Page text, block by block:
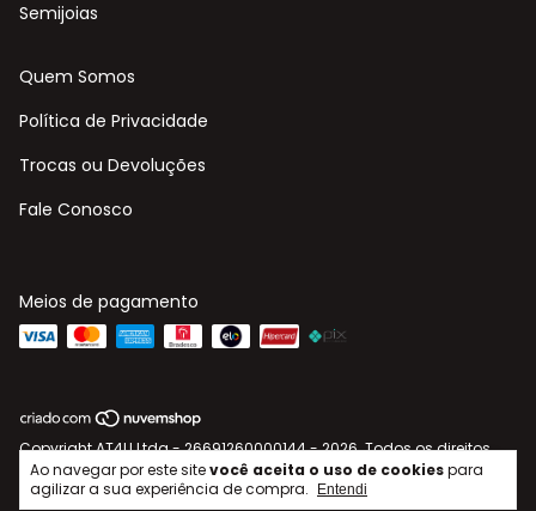
Ao navegar por este sitevocê aceita o uso de cookiespara
agilizar a sua experiência de compra.
Entendi
Semijoias
Quem Somos
Política de Privacidade
Trocas ou Devoluções
Fale Conosco
Meios de pagamento
Copyright AT4U Ltda - 26691260000144 - 2026. Todos os direitos
reservados.